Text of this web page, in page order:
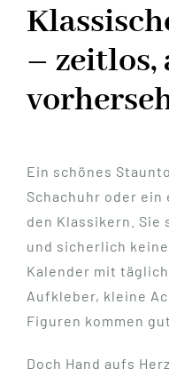
– zeitlos,
Ein schönes
Schachuhr oder
den Klassikern.
und sicherlich
Kalender mit
Aufkleber, kleine
Figuren kommen gut
Doch Hand aufs